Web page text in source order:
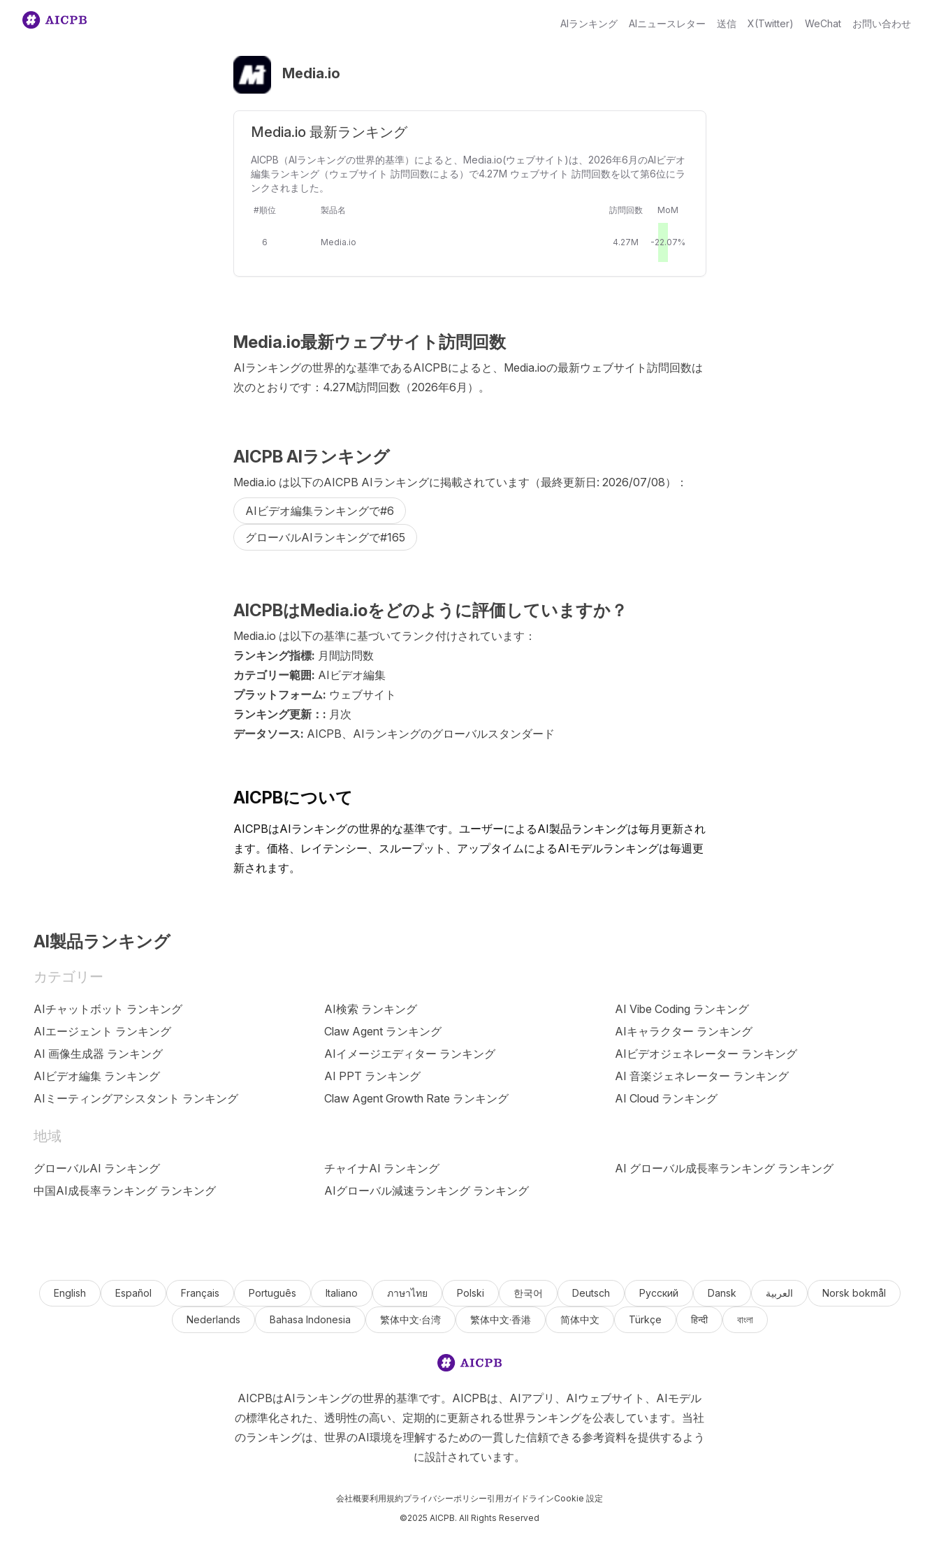
AIランキング AIニュースレター 送信 X(Twitter) WeChat お問い合わせ
Media.io
Media.io 最新ランキング
AICPB（AIランキングの世界的基準）によると、Media.io(ウェブサイト)は、2026年6月のAIビデオ
編集ランキング（ウェブサイト 訪問回数による）で4.27M ウェブサイト 訪問回数を以て第6位にラ
ンクされました。
#順位 製品名 訪問回数 MoM
6 Media.io 4.27M -22.07%
Media.io最新ウェブサイト訪問回数
AIランキングの世界的な基準であるAICPBによると、Media.ioの最新ウェブサイト訪問回数は
次のとおりです：4.27M訪問回数（2026年6月）。
AICPB AIランキング
Media.io は以下のAICPB AIランキングに掲載されています（最終更新日: 2026/07/08）：
AIビデオ編集ランキングで#6
グローバルAIランキングで#165
AICPBはMedia.ioをどのように評価していますか？
Media.io は以下の基準に基づいてランク付けされています：
ランキング指標: 月間訪問数
カテゴリー範囲: AIビデオ編集
プラットフォーム: ウェブサイト
ランキング更新：: 月次
データソース: AICPB、AIランキングのグローバルスタンダード
AICPBについて
AICPBはAIランキングの世界的な基準です。ユーザーによるAI製品ランキングは毎月更新され
ます。価格、レイテンシー、スループット、アップタイムによるAIモデルランキングは毎週更
新されます。
AI製品ランキング
カテゴリー
AIチャットボット ランキング AI検索 ランキング
AI Vibe Coding ランキング
AIエージェント ランキング
Claw Agent ランキング
AIキャラクター ランキング
AI 画像生成器 ランキング
AIイメージエディター ランキング
AIビデオジェネレーター ランキング
AIビデオ編集 ランキング
AI PPT ランキング
AI 音楽ジェネレーター ランキング
AIミーティングアシスタント ランキング
Claw Agent Growth Rate ランキング AI Cloud ランキング
地域
グローバルAI ランキング チャイナAI ランキング
AI グローバル成長率ランキング ランキング
中国AI成長率ランキング ランキング
AIグローバル減速ランキング ランキング
English Español Français Português Italiano ภาษาไทย Polski 한국어 Deutsch Русский Dansk العربية Norsk bokmål
Nederlands Bahasa Indonesia 繁体中文·台湾 繁体中文·香港 简体中文 Türkçe हिन्दी বাংলা
AICPBはAIランキングの世界的基準です。AICPBは、AIアプリ、AIウェブサイト、AIモデル
の標準化された、透明性の高い、定期的に更新される世界ランキングを公表しています。当社
のランキングは、世界のAI環境を理解するための一貫した信頼できる参考資料を提供するよう
に設計されています。
会社概要利用規約プライバシーポリシー引用ガイドラインCookie 設定
©2025 AICPB. All Rights Reserved